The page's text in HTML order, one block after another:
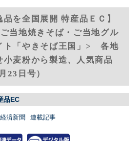
品を全国展開 特産品ＥＣ】
当地焼きそば・ご当地グル
ト「やきそば王国」> 各地
小麦粉から製造、人気商品
23日号）
品EC
済新聞 連載記事